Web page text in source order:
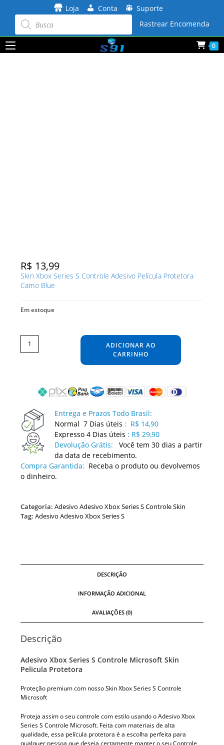
conteúdo
Loja Conta Suporte
Pesquisar
produtos Rastrear Encomenda
0
R$ 13,99
Skin Xbox Series S Controle Adesivo Película Protetora
Camo Blue
Em estoque
Skin
Xbox
Series
Adesivo
ADICIONAR AO
CARRINHO
Entrega e Prazos Todo Brasil:
Normal 7 Dias úteis : R$ 14,90
Expresso 4 Dias úteis : R$ 29,90
Devolução Grátis:
Você tem 30 dias a partir
da data de recebimento.
Compra Garantida: Receba o produto ou devolvemos
o dinheiro.
Categoria:Adesivo Adesivo Xbox Series S Controle Skin
Tag:Adesivo Adesivo Xbox Series S
DESCRIÇÃO
INFORMAÇÃO ADICIONAL
AVALIAÇÕES (0)
Descrição
Adesivo Xbox Series S Controle Microsoft Skin
Pelicula Protetora
Proteção premium com nosso Skin Xbox Series S Controle
Microsoft
Proteja assim o seu controle com estilo usando o Adesivo Xbox
Series S Controle Microsoft. Feita com materiais de alta
qualidade, essa película protetora é a escolha perfeita para
qualquer pessoa que deseja certamente manter o seu Controle